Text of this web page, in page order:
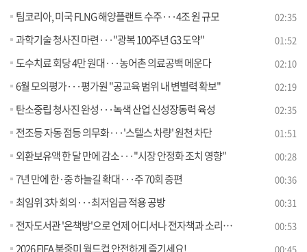
팀코리아, 미국 FLNG 해양플랜트 수주···4조 원 규모 02:35
과학기술 청사진 마련···"광복 100주년 G3 도약" 01:52
도수치료 회당 4만 원대···농어촌 의료공백 메운다 02:10
6월 모의평가···평가원 "공교육 범위 내 변별력 확보" 02:19
탄소중립 청사진 완성···녹색 산업 신성장동력 육성 02:35
전조등 자동 점등 의무화···'스텔스 차량' 원천 차단 01:51
외환보유액 한 달 만에 감소···"시장 안정화 조치 영향" 00:28
7년 만에 한·중 하늘길 확대···주 70회 증편 00:36
최임위 3차 회의···최저임금 적용 공방 00:31
전자도서관 '온책방'으로 언제 어디서나 전자책과 소리책을 즐기세요 00:53
2026 FIFA 북중미 월드컵 안전하게 즐기세요! 00:45